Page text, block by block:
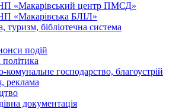
«Макарівський центр ПМСД»
«Макарівська БЛІЛ»
туризм, бібліотечна система
подій
господарство, благоустрій
реклама
документація